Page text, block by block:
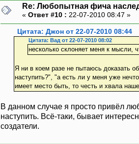
Re: Любопытная фича
« Ответ #10 : 22-07-2010 08:47 »
Цитата: Джон от 22-07-2010 08:44
Цитата: Вад от 22-07-2010 08:02
несколько склоняет меня к мысли,
Я ни в коем разе не пытаюсь доказать
наступить?", "а есть ли у меня уже
имеет место быть, то честь и хвала
В данном случае я просто привёл
наступить. Всё-таки, бывает
создатели.